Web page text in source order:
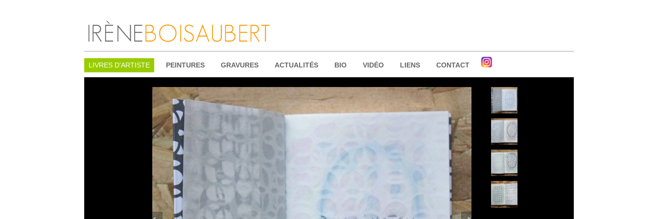
LIVRES D'ARTISTE PEINTURES GRAVURES ACTUALITÉS BIO VIDÉO LIENS CONTACT